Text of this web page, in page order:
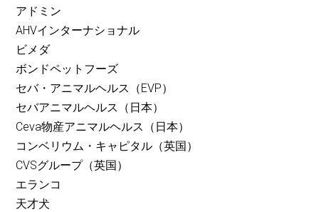
アドミン
AHVインターナショナル
ビメダ
ボンドペットフーズ
セバ・アニマルヘルス（EVP）
セバアニマルヘルス（日本）
Ceva物産アニマルヘルス（日本）
コンベリウム・キャピタル（英国）
CVSグループ（英国）
エランコ
天才犬